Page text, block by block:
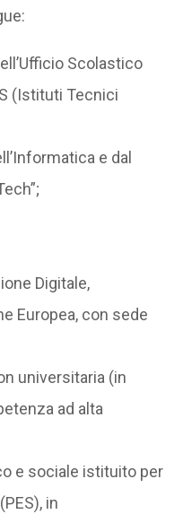
Scolastico
(Istituti Tecnici
e dal
Digitale,
Europea, con sede
universitaria (in
ad alta
e sociale istituito per
in